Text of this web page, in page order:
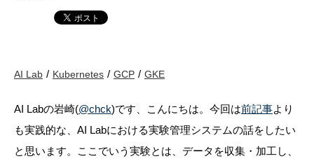
AI Lab Kubernetes GCP GKE
AI Labの岩崎(@chck)です、こんにちは。今回は前記事より
も実践的な、AI Labにおける実験管理システムの話をしたい
と思います。ここでいう実験とは、データを収集・加工し、